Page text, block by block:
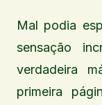
Mal podia
sensação
verdadeira
primeira